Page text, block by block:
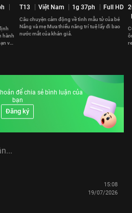
hành
và
T13 Việt Nam 1g 37ph Full HD
Câu chuyện cảm động về tình mẫu tử của bé
Nắng và mẹ Mưa thiểu năng trí tuệ lấy đi bao
nước mắt của khán giả.
để chia sẻ bình luận của
bạn
Đăng ký
15:08
19/07/2026